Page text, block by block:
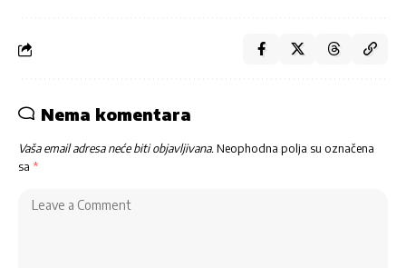
Nema komentara
Vaša email adresa neće biti objavljivana. Neophodna polja su označena
sa *